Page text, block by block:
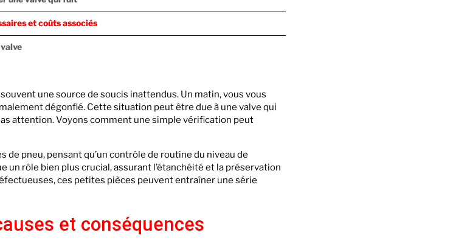
et coûts associés
une source de soucis inattendus. Un matin, vous vous
dégonflé. Cette situation peut être due à une valve qui
attention. Voyons comment une simple vérification peut
pneu, pensant qu’un contrôle de routine du niveau de
un rôle bien plus crucial, assurant l’étanchéité et la préservation
ces petites pièces peuvent entraîner une série
et conséquences